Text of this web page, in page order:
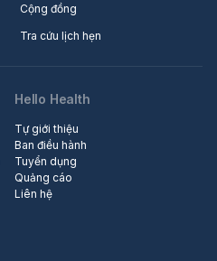
Cộng đồng
Tra cứu lịch hẹn
Hello Health
Tự giới thiệu
Ban điều hành
Tuyển dụng
Quảng cáo
Liên hệ